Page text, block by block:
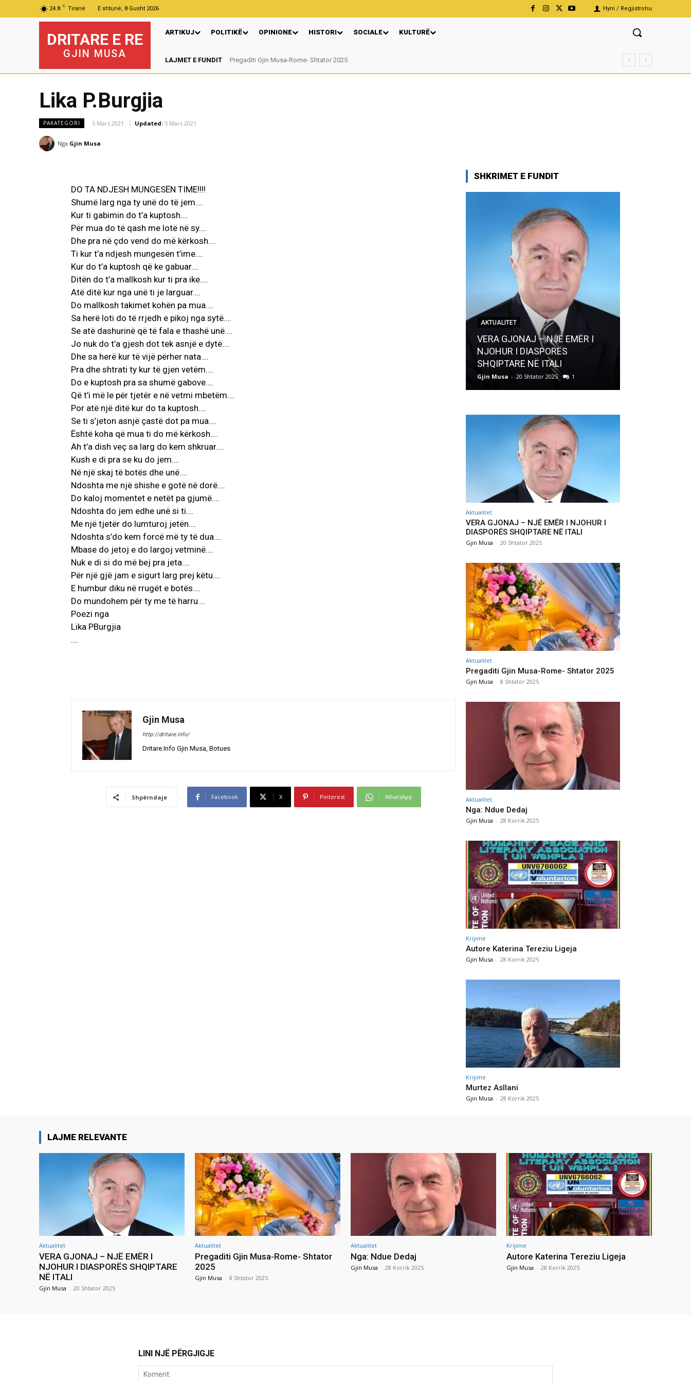
24.8 C Tiranë E shtunë, 8 Gusht 2026 Hyni / Regjistrohu
DRITARE E RE
GJIN MUSA
ARTIKUJ POLITIKË OPINIONE HISTORI SOCIALE KULTURË
LAJMET E FUNDIT Pregaditi Gjin Musa-Rome- Shtator 2025
Lika P.Burgjia
PAKATEGORI 5 Mars 2021 Updated: 5 Mars 2021
Nga Gjin Musa
DO TA NDJESH MUNGESËN TIME!!!!
Shumë larg nga ty unë do të jem….
Kur ti gabimin do t’a kuptosh….
Për mua do të qash me lotë në sy….
Dhe pra në çdo vend do më kërkosh….
Ti kur t’a ndjesh mungesën t’ime….
Kur do t’a kuptosh që ke gabuar….
Ditën do t’a mallkosh kur ti pra ike….
Atë ditë kur nga unë ti je larguar….
Do mallkosh takimet kohën pa mua….
Sa herë loti do të rrjedh e pikoj nga sytë….
Se atë dashurinë që të fala e thashë unë….
Jo nuk do t’a gjesh dot tek asnjë e dytë….
Dhe sa herë kur të vijë përher nata….
Pra dhe shtrati ty kur të gjen vetëm….
Do e kuptosh pra sa shumë gabove….
Që t’i më le për tjetër e në vetmi mbetëm….
Por atë një ditë kur do ta kuptosh….
Se ti s’jeton asnjë çastë dot pa mua….
Është koha që mua ti do më kërkosh….
Ah t’a dish veç sa larg do kem shkruar….
Kush e di pra se ku do jem….
Në një skaj të botës dhe unë….
Ndoshta me një shishe e gotë në dorë….
Do kaloj momentet e netët pa gjumë….
Ndoshta do jem edhe unë si ti….
Me një tjetër do lumturoj jetën….
Ndoshta s’do kem forcë më ty të dua….
Mbase do jetoj e do largoj vetminë….
Nuk e di si do më bej pra jeta….
Për një gjë jam e sigurt larg prej këtu….
E humbur diku në rrugët e botës….
Do mundohem për ty me të harru….
Poezi nga
Lika PBurgjia
….
Gjin Musa
http://dritare.info/
Dritare.Info Gjin Musa, Botues
Shpërndaje Facebook X Pinterest WhatsApp
SHKRIMET E FUNDIT
AKTUALITET
VERA GJONAJ – NJË EMËR I
NJOHUR I DIASPORËS
SHQIPTARE NË ITALI
Gjin Musa - 20 Shtator 2025 1
Aktualitet
VERA GJONAJ – NJË EMËR I NJOHUR I
DIASPORËS SHQIPTARE NË ITALI
Gjin Musa - 20 Shtator 2025
Aktualitet
Pregaditi Gjin Musa-Rome- Shtator 2025
Gjin Musa - 8 Shtator 2025
Aktualitet
Nga: Ndue Dedaj
Gjin Musa - 28 Korrik 2025
Krijime
Autore Katerina Tereziu Ligeja
Gjin Musa - 28 Korrik 2025
Krijime
Murtez Asllani
Gjin Musa - 28 Korrik 2025
LAJME RELEVANTE
Aktualitet
VERA GJONAJ – NJË EMËR I
NJOHUR I DIASPORËS SHQIPTARE
NË ITALI
Gjin Musa - 20 Shtator 2025
Aktualitet
Pregaditi Gjin Musa-Rome- Shtator
2025
Gjin Musa - 8 Shtator 2025
Aktualitet
Nga: Ndue Dedaj
Gjin Musa - 28 Korrik 2025
Krijime
Autore Katerina Tereziu Ligeja
Gjin Musa - 28 Korrik 2025
LINI NJË PËRGJIGJE